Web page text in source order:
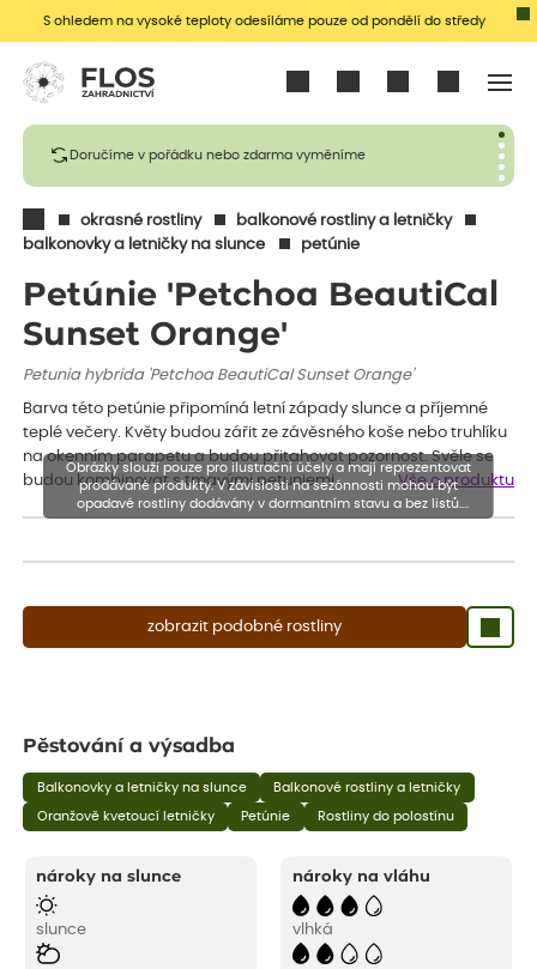
S ohledem na vysoké teploty odesíláme pouze od pondělí do středy
Doručíme v pořádku nebo zdarma vyměníme
okrasné rostliny
balkonové rostliny a letničky
balkonovky a letničky na slunce
petúnie
Petúnie 'Petchoa BeautiCal
Sunset Orange'
Petunia hybrida 'Petchoa BeautiCal Sunset Orange'
Barva této petúnie připomíná letní západy slunce a příjemné
teplé večery. Květy budou zářit ze závěsného koše nebo truhlíku
na okenním parapetu a budou přitahovat pozornost. Svěle se
budou kombinovat s tmavými petuniemi…
Vše o produktu
zobrazit podobné rostliny
Obrázky slouží pouze pro ilustrační účely a mají reprezentovat
prodávané produkty. V závislosti na sezónnosti mohou být
opadavé rostliny dodávány v dormantním stavu a bez listů.
Rostliny mohou být také sestřiženy níže, než je uvedená výška,
Pěstování a výsadba
Balkonovky a letničky na slunce Balkonové rostliny a letničky
Oranžově kvetoucí letničky Petúnie Rostliny do polostínu
nároky na slunce
slunce
nároky na vláhu
vlhká